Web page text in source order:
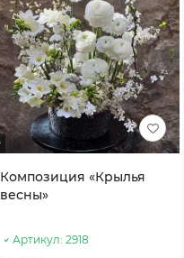
Композиция «Крылья
весны»
Артикул: 2918